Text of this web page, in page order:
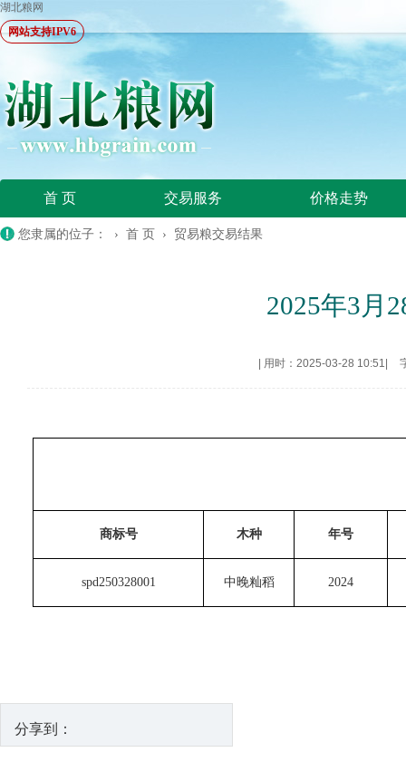
湖北粮网
网站支持IPV6
首 页 交易服务 价格走势
您隶属的位子： › 首 页 › 贸易粮交易结果
2025年3月
用时：2025-03-28 10:51
商标号 木种 年号
spd250328001 中晚籼稻 2024
分享到：